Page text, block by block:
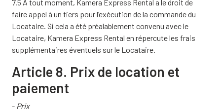
7.5 À tout moment, Kamera Express Rental a le droit de
faire appel à un tiers pour l’exécution de la commande du
Locataire. Si cela a été préalablement convenu avec le
Locataire, Kamera Express Rental en répercute les frais
supplémentaires éventuels sur le Locataire.
Article 8. Prix de location et
paiement
- Prix